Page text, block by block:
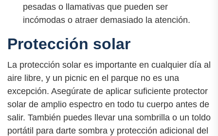
pesadas o llamativas que pueden ser
incómodas o atraer demasiado la atención.
Protección solar
La protección solar es importante en cualquier día al
aire libre, y un picnic en el parque no es una
excepción. Asegúrate de aplicar suficiente protector
solar de amplio espectro en todo tu cuerpo antes de
salir. También puedes llevar una sombrilla o un toldo
portátil para darte sombra y protección adicional del